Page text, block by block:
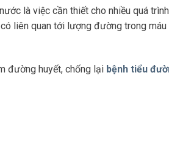
là việc cần thiết cho nhiều quá
liên quan tới lượng đường trong
đường huyết, chống lại bệnh tiểu